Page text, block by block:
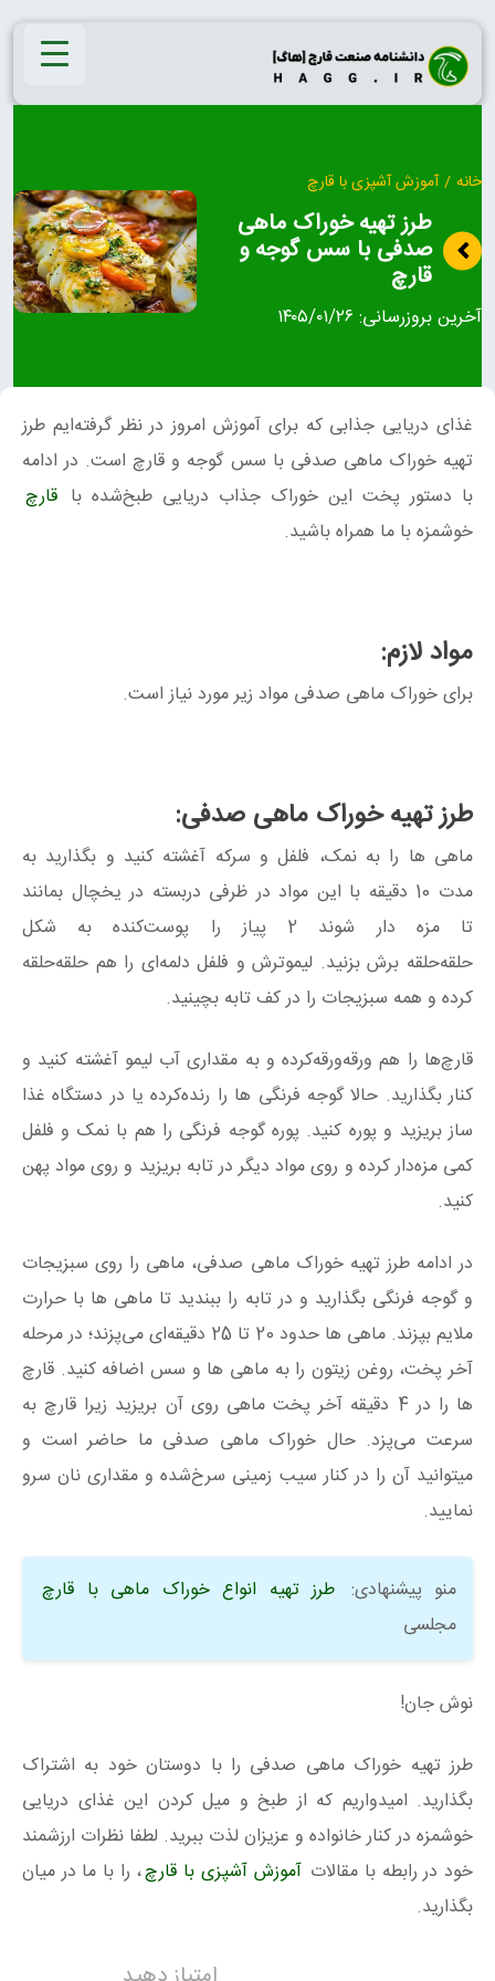
Skip
content
خانه / آموزش آشپزی با قارچ
طرز تهیه خوراک ماهی
صدفی با سس گوجه و
قارچ
آخرین بروزرسانی: ۱۴۰۵/۰۱/۲۶
غذای دریایی جذابی که برای آموزش امروز در نظر گرفته‌ایم طرز
تهیه خوراک ماهی صدفی با سس گوجه و قارچ است. در ادامه
با دستور پخت این خوراک جذاب دریایی طبخ‌شده با قارچ
خوشمزه با ما همراه باشید.
مواد لازم:
برای خوراک ماهی صدفی مواد زیر مورد نیاز است.
طرز تهیه خوراک ماهی صدفی:
ماهی‌ ها را به نمک، فلفل و سرکه آغشته کنید و بگذارید به
مدت 10 دقیقه با این مواد در ظرفی دربسته در یخچال بمانند
تا مزه دار شوند 2 پیاز را پوست‌کنده به شکل
حلقه‌حلقه برش بزنید. لیموترش و فلفل دلمه‌ای را هم حلقه‌حلقه
کرده و همه سبزیجات را در کف تابه بچینید.
قارچ‌ها را هم ورقه‌ورقه‌کرده و به مقداری آب‌ لیمو آغشته کنید و
کنار بگذارید. حالا گوجه فرنگی‌ ها را رنده‌کرده یا در دستگاه غذا
ساز بریزید و پوره‌ کنید. پوره گوجه‌ فرنگی را هم با نمک و فلفل
کمی مزه‌دار کرده و روی مواد دیگر در تابه بریزید و روی مواد پهن
کنید.
در ادامه طرز تهیه خوراک ماهی صدفی، ماهی را روی سبزیجات
و گوجه فرنگی بگذارید و در تابه را ببندید تا ماهی‌ ها با حرارت
ملایم بپزند. ماهی‌ ها حدود 20 تا 25 دقیقه‌ای می‌پزند؛ در مرحله
آخر پخت، روغن‌ زیتون را به ماهی‌ ها و سس اضافه کنید. قارچ‌
ها را در 4 دقیقه آخر پخت ماهی روی آن بریزید زیرا قارچ به‌
سرعت می‌پزد. حال خوراک ماهی صدفی ما حاضر است و
میتوانید آن را در کنار سیب زمینی سرخ‌شده و مقداری نان سرو
نمایید.
منو پیشنهادی: طرز تهیه انواع خوراک ماهی با قارچ
مجلسی
نوش جان!
طرز تهیه خوراک ماهی صدفی را با دوستان خود به اشتراک
بگذارید. امیدواریم که از طبخ و میل کردن این غذای دریایی
خوشمزه در کنار خانواده و عزیزان لذت ببرید. لطفا نظرات ارزشمند
خود در رابطه با مقالات آموزش آشپزی با قارچ، را با ما در میان
بگذارید.